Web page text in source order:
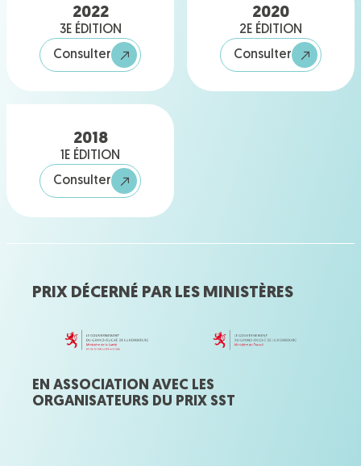
2022
3E ÉDITION
Consulter
2020
2E ÉDITION
Consulter
2018
1E ÉDITION
Consulter
PRIX DÉCERNÉ PAR LES MINISTÈRES
EN ASSOCIATION AVEC LES
ORGANISATEURS DU PRIX SST